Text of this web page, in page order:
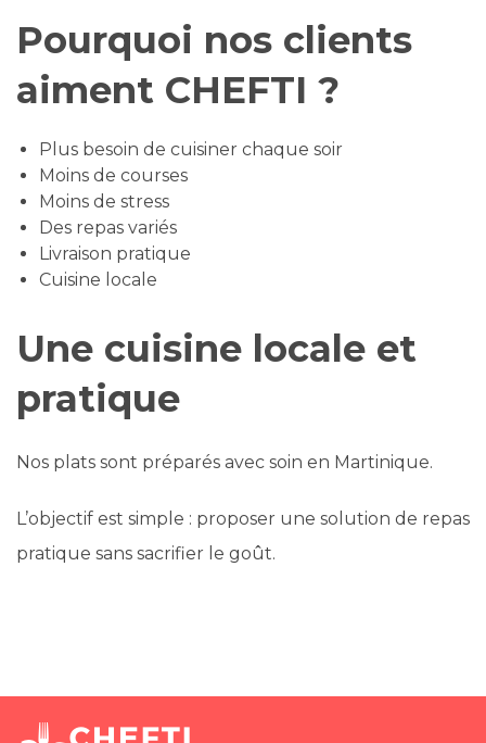
Pourquoi nos clients
aiment CHEFTI ?
Plus besoin de cuisiner chaque soir
Moins de courses
Moins de stress
Des repas variés
Livraison pratique
Cuisine locale
Une cuisine locale et
pratique
Nos plats sont préparés avec soin en Martinique.
L’objectif est simple : proposer une solution de repas
pratique sans sacrifier le goût.